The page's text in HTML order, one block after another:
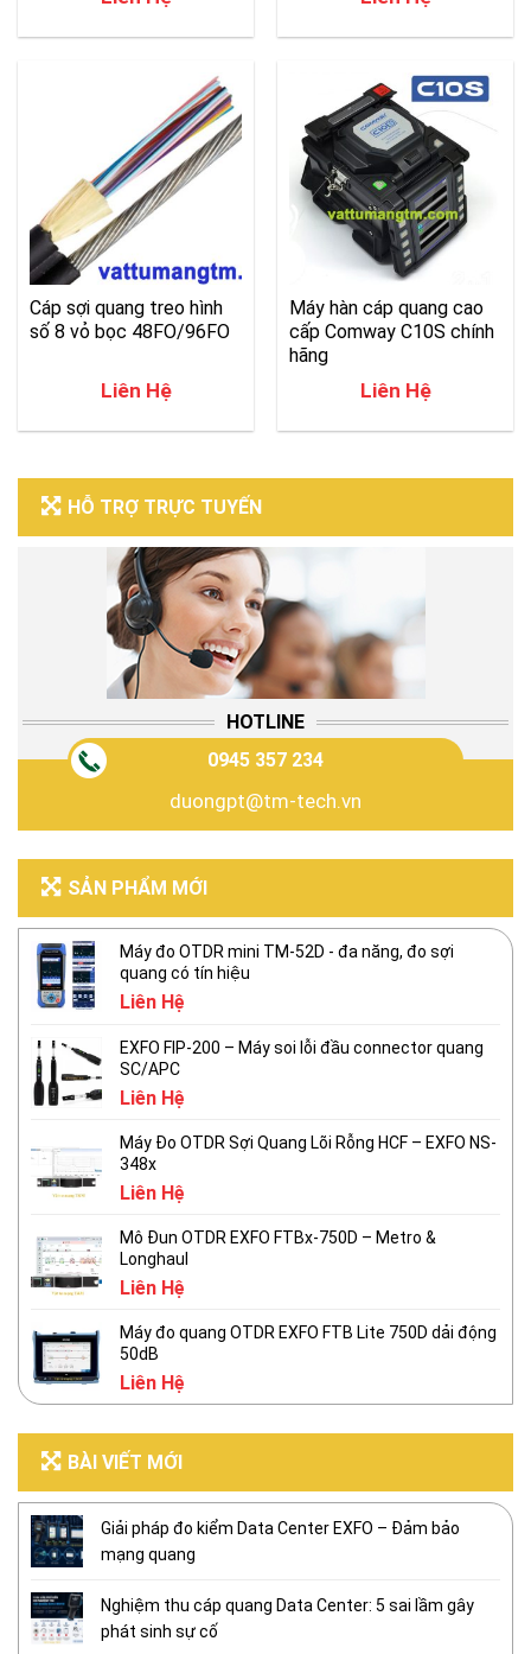
Cáp sợi quang treo hình
số 8 vỏ bọc 48FO/96FO
Liên Hệ
Máy hàn cáp quang cao
cấp Comway C10S chính
hãng
Liên Hệ
HỖ TRỢ TRỰC TUYẾN
HOTLINE
0945 357 234
duongpt@tm-tech.vn
SẢN PHẨM MỚI
Máy đo OTDR mini TM-52D - đa năng, đo sợi
quang có tín hiệu
Liên Hệ
EXFO FIP-200 – Máy soi lỗi đầu connector quang
SC/APC
Liên Hệ
Máy Đo OTDR Sợi Quang Lõi Rỗng HCF – EXFO NS-
348x
Liên Hệ
Mô Đun OTDR EXFO FTBx-750D – Metro &
Longhaul
Liên Hệ
Máy đo quang OTDR EXFO FTB Lite 750D dải động
50dB
Liên Hệ
BÀI VIẾT MỚI
Giải pháp đo kiểm Data Center EXFO – Đảm bảo
mạng quang
Nghiệm thu cáp quang Data Center: 5 sai lầm gây
phát sinh sự cố